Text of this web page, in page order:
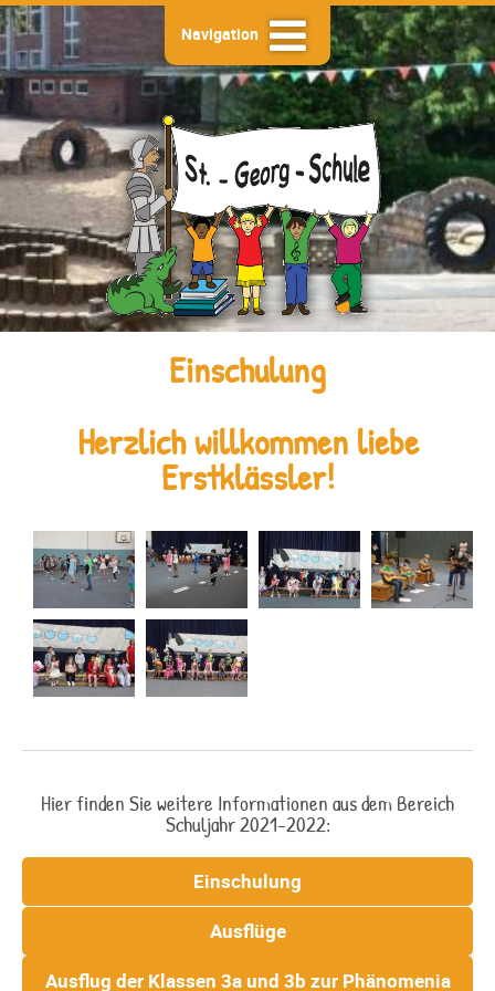
Navigation
Einschulung
Herzlich willkommen liebe
Erstklässler!
Hier finden Sie weitere Informationen aus dem Bereich
Schuljahr 2021-2022:
Einschulung
Ausflüge
Ausflug der Klassen 3a und 3b zur Phänomenia